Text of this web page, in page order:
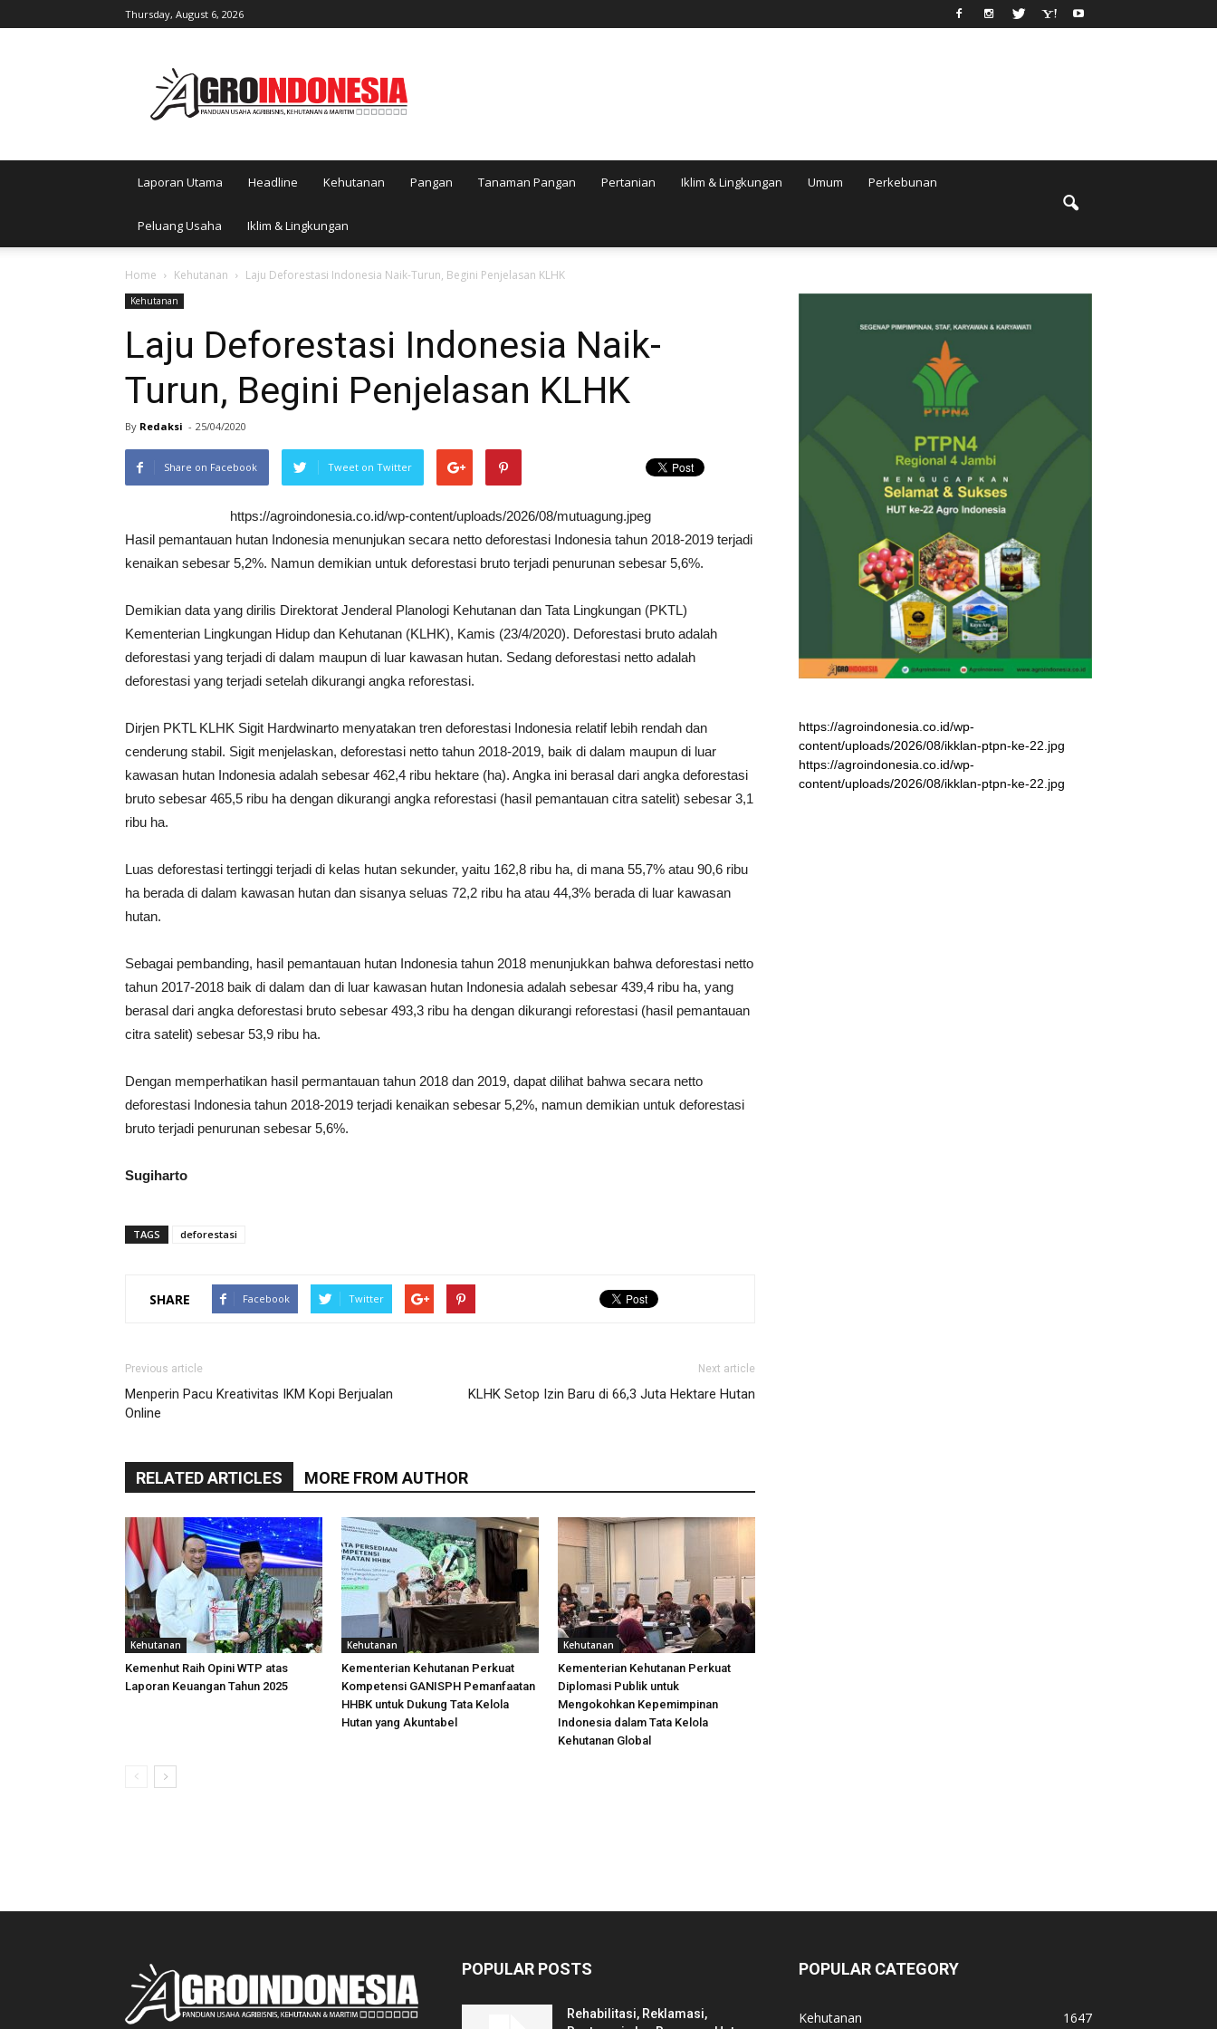
Thursday, August 6, 2026
Laporan Utama Headline Kehutanan Pangan Tanaman Pangan Pertanian Iklim & Lingkungan Umum Perkebunan
Peluang Usaha Iklim & Lingkungan
Home Kehutanan Laju Deforestasi Indonesia Naik-Turun, Begini Penjelasan KLHK
Kehutanan
Laju Deforestasi Indonesia Naik-
Turun, Begini Penjelasan KLHK
By Redaksi - 25/04/2020
Share on Facebook Tweet on Twitter
https://agroindonesia.co.id/wp-content/uploads/2026/08/mutuagung.jpeg
Hasil pemantauan hutan Indonesia menunjukan secara netto deforestasi Indonesia tahun 2018-2019 terjadi
kenaikan sebesar 5,2%. Namun demikian untuk deforestasi bruto terjadi penurunan sebesar 5,6%.
Demikian data yang dirilis Direktorat Jenderal Planologi Kehutanan dan Tata Lingkungan (PKTL)
Kementerian Lingkungan Hidup dan Kehutanan (KLHK), Kamis (23/4/2020). Deforestasi bruto adalah
deforestasi yang terjadi di dalam maupun di luar kawasan hutan. Sedang deforestasi netto adalah
deforestasi yang terjadi setelah dikurangi angka reforestasi.
Dirjen PKTL KLHK Sigit Hardwinarto menyatakan tren deforestasi Indonesia relatif lebih rendah dan
cenderung stabil. Sigit menjelaskan, deforestasi netto tahun 2018-2019, baik di dalam maupun di luar
kawasan hutan Indonesia adalah sebesar 462,4 ribu hektare (ha). Angka ini berasal dari angka deforestasi
bruto sebesar 465,5 ribu ha dengan dikurangi angka reforestasi (hasil pemantauan citra satelit) sebesar 3,1
ribu ha.
Luas deforestasi tertinggi terjadi di kelas hutan sekunder, yaitu 162,8 ribu ha, di mana 55,7% atau 90,6 ribu
ha berada di dalam kawasan hutan dan sisanya seluas 72,2 ribu ha atau 44,3% berada di luar kawasan
hutan.
Sebagai pembanding, hasil pemantauan hutan Indonesia tahun 2018 menunjukkan bahwa deforestasi netto
tahun 2017-2018 baik di dalam dan di luar kawasan hutan Indonesia adalah sebesar 439,4 ribu ha, yang
berasal dari angka deforestasi bruto sebesar 493,3 ribu ha dengan dikurangi reforestasi (hasil pemantauan
citra satelit) sebesar 53,9 ribu ha.
Dengan memperhatikan hasil permantauan tahun 2018 dan 2019, dapat dilihat bahwa secara netto
deforestasi Indonesia tahun 2018-2019 terjadi kenaikan sebesar 5,2%, namun demikian untuk deforestasi
bruto terjadi penurunan sebesar 5,6%.
Sugiharto
TAGS deforestasi
SHARE Facebook Twitter
Previous article
Menperin Pacu Kreativitas IKM Kopi Berjualan
Online
Next article
KLHK Setop Izin Baru di 66,3 Juta Hektare Hutan
RELATED ARTICLES MORE FROM AUTHOR
Kehutanan
Kemenhut Raih Opini WTP atas
Laporan Keuangan Tahun 2025
Kehutanan
Kementerian Kehutanan Perkuat
Kompetensi GANISPH Pemanfaatan
HHBK untuk Dukung Tata Kelola
Hutan yang Akuntabel
Kehutanan
Kementerian Kehutanan Perkuat
Diplomasi Publik untuk
Mengokohkan Kepemimpinan
Indonesia dalam Tata Kelola
Kehutanan Global
https://agroindonesia.co.id/wp-
content/uploads/2026/08/ikklan-ptpn-ke-22.jpg
https://agroindonesia.co.id/wp-
content/uploads/2026/08/ikklan-ptpn-ke-22.jpg
POPULAR POSTS
Rehabilitasi, Reklamasi,
POPULAR CATEGORY
Kehutanan 1647